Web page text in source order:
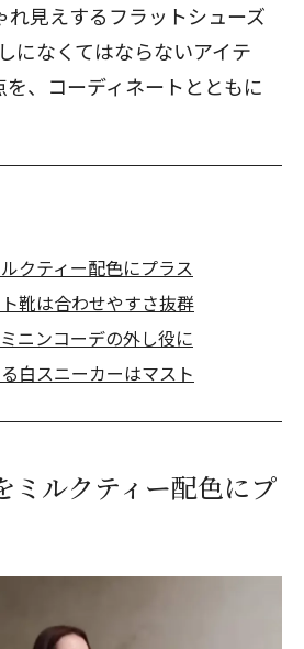
れ見えするフラットシューズ
になくてはならないアイテ
、コーディネートとともに
クティー配色にプラス
靴は合わせやすさ抜群
ニンコーデの外し役に
白スニーカーはマスト
ミルクティー配色にプ